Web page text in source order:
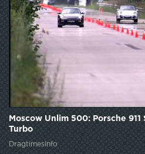
Moscow Unlim 500: Porsche 911
Turbo
DragtimesInfo